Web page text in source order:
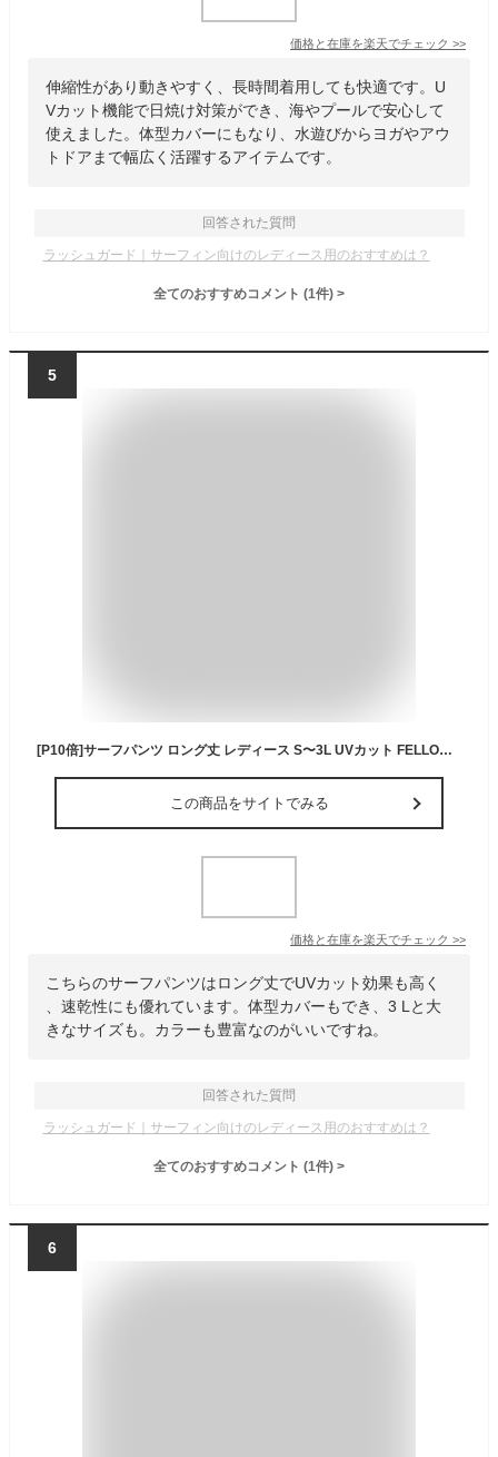
価格と在庫を楽天でチェック >>
伸縮性があり動きやすく、長時間着用しても快適です。U
Vカット機能で日焼け対策ができ、海やプールで安心して
使えました。体型カバーにもなり、水遊びからヨガやアウ
トドアまで幅広く活躍するアイテムです。
回答された質問
ラッシュガード｜サーフィン向けのレディース用のおすすめは？
全てのおすすめコメント (1件) >
5
[P10倍]サーフパンツ ロング丈 レディース S〜3L UVカット FELLOW ボードパンツ ハーフパンツ ボードショーツ 水着 体型カバー 大きいサイズ 速乾 水陸両用 19F-STL2
この商品をサイトでみる
価格と在庫を楽天でチェック >>
こちらのサーフパンツはロング丈でUVカット効果も高く
、速乾性にも優れています。体型カバーもでき、3 Lと大
きなサイズも。カラーも豊富なのがいいですね。
回答された質問
ラッシュガード｜サーフィン向けのレディース用のおすすめは？
全てのおすすめコメント (1件) >
6